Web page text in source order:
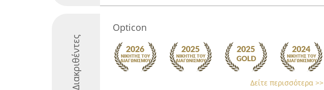
Διακριθέντες
Opticon
Δείτε περισσότερα >>